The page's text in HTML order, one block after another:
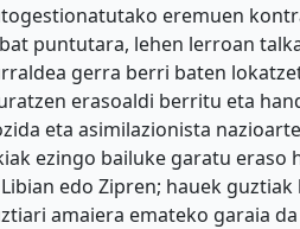
eremuen
puntutara, lehen lerroan
gerra berri baten
erasoaldi berritu eta
eta asimilazionista
ezingo bailuke garatu eraso
edo Zipren; hauek
amaiera emateko garaia